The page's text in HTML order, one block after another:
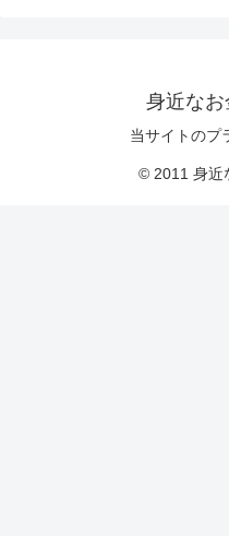
身近な
当サイトのプ
© 2011 身近